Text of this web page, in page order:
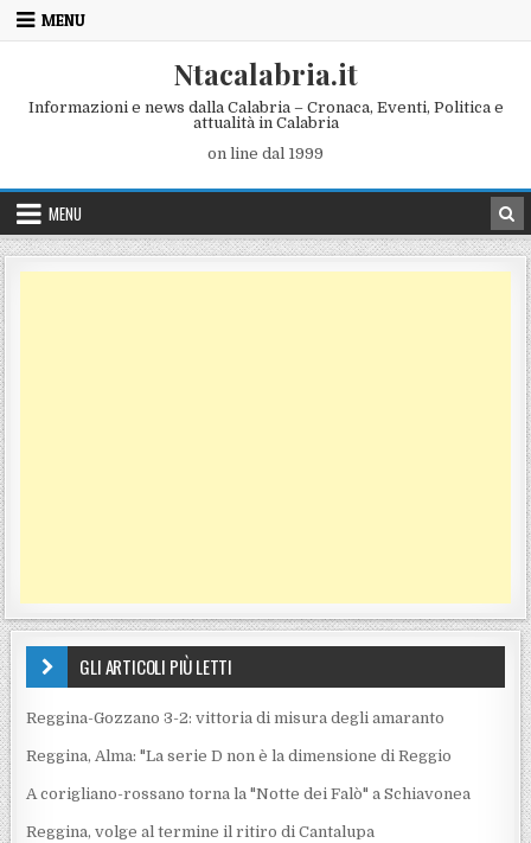
Skip to content
MENU
Ntacalabria.it
Informazioni e news dalla Calabria – Cronaca, Eventi, Politica e
attualità in Calabria
on line dal 1999
MENU
GLI ARTICOLI PIÙ LETTI
Reggina-Gozzano 3-2: vittoria di misura degli amaranto
Reggina, Alma: "La serie D non è la dimensione di Reggio
A corigliano-rossano torna la "Notte dei Falò" a Schiavonea
Reggina, volge al termine il ritiro di Cantalupa